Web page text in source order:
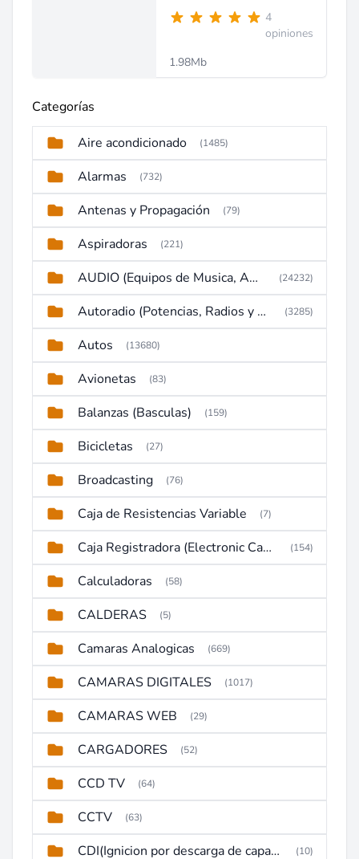
4
opiniones
1.98Mb
Categorías
Aire acondicionado (1485)
Alarmas (732)
Antenas y Propagación (79)
Aspiradoras (221)
AUDIO (Equipos de Musica, Amplificadores, Reproductores, Etc) (24232)
Autoradio (Potencias, Radios y DVD) (3285)
Autos (13680)
Avionetas (83)
Balanzas (Basculas) (159)
Bicicletas (27)
Broadcasting (76)
Caja de Resistencias Variable (7)
Caja Registradora (Electronic Cash Register) (154)
Calculadoras (58)
CALDERAS (5)
Camaras Analogicas (669)
CAMARAS DIGITALES (1017)
CAMARAS WEB (29)
CARGADORES (52)
CCD TV (64)
CCTV (63)
CDI(Ignicion por descarga de capacitor) (10)